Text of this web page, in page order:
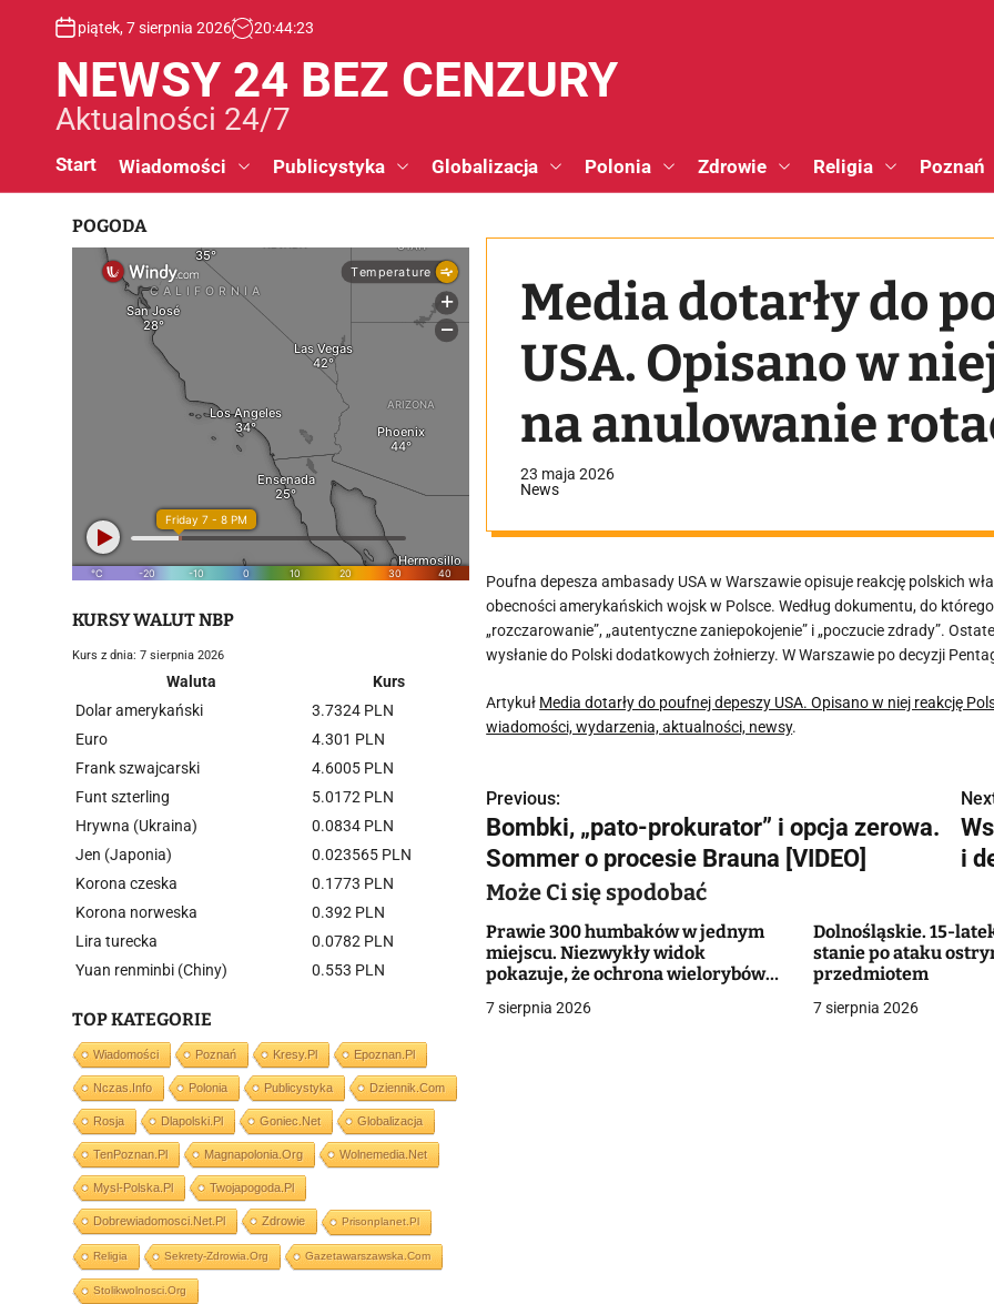
piątek, 7 sierpnia 2026 20:44:23
NEWSY 24 BEZ CENZURY
Aktualności 24/7
Start Wiadomości Publicystyka Globalizacja Polonia Zdrowie Religia Poznań
Media dotarły do
USA. Opisano w
na anulowanie
23 maja 2026
News
Poufna depesza ambasady USA w Warszawie opisuje reakcję polskich
obecności amerykańskich wojsk w Polsce. Według dokumentu, do
„rozczarowanie”, „autentyczne zaniepokojenie” i „poczucie zdrady”.
wysłanie do Polski dodatkowych żołnierzy. W Warszawie po decyzji
Artykuł Media dotarły do poufnej depeszy USA. Opisano w niej reakcję
wiadomości, wydarzenia, aktualności, newsy.
N
a
w
i
g
a
Previous:
Bombki, „pato-prokurator” i opcja zerowa.
Sommer o procesie Brauna [VIDEO]
i
Może Ci się spodobać
Prawie 300 humbaków w jednym
miejscu. Niezwykły widok
pokazuje, że ochrona wielorybów
7 sierpnia 2026
Dolnośląskie. 15-
stanie po ataku
przedmiotem
7 sierpnia 2026
POGODA
KURSY WALUT NBP
Kurs z dnia: 7 sierpnia 2026
Waluta
Kurs
Dolar amerykański
3.7324 PLN
Euro
4.301 PLN
Frank szwajcarski
4.6005 PLN
Funt szterling
5.0172 PLN
Hrywna (Ukraina)
0.0834 PLN
Jen (Japonia)
0.023565 PLN
Korona czeska
0.1773 PLN
Korona norweska
0.392 PLN
Lira turecka
0.0782 PLN
Yuan renminbi (Chiny)
0.553 PLN
TOP KATEGORIE
Wiadomości Poznań Kresy.pl Epoznan.pl
Nczas.info Polonia Publicystyka Dziennik.com
Rosja Dlapolski.pl Goniec.net Globalizacja
TenPoznan.pl Magnapolonia.org Wolnemedia.net
Mysl-Polska.pl Twojapogoda.pl
Dobrewiadomosci.net.pl Zdrowie Prisonplanet.pl
Religia Sekrety-Zdrowia.org Gazetawarszawska.com
Stolikwolnosci.org